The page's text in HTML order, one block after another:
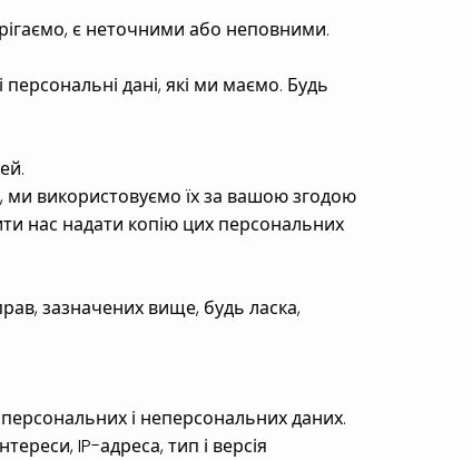
є неточними або неповними.
дані, які ми маємо. Будь
використовуємо їх за вашою згодою
нас надати копію цих персональних
зазначених вище, будь ласка,
і неперсональних даних.
IP-адреса, тип і версія